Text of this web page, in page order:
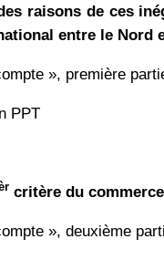
raisons de ces
entre le Nord
», première
PPT
critère du
», deuxième